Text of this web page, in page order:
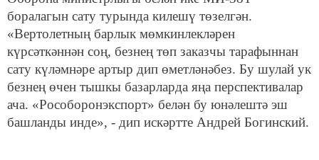
боралагын сату турында килешү төзелгән.
«Вертолетның барлык мөмкинлекләрен
күрсәткәннән соң, безнең төп заказчы тарафыннан
сату күләмнәре артыр дип өметләнәбез. Бу шулай ук
безнең өчен тышкы базарларда яңа перспективалар
ача. «Рособоронэкспорт» белән бу юнәлештә эш
башланды инде», - дип искәртте Андрей Богинский.